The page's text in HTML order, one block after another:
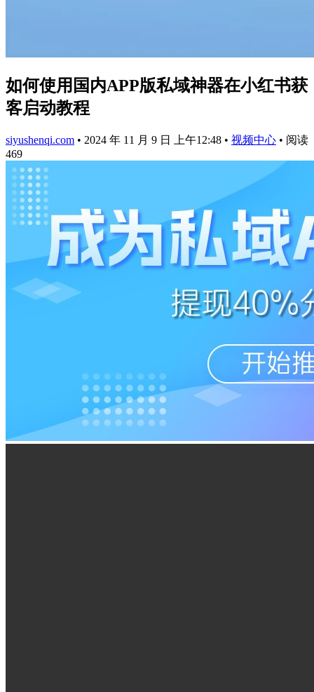
如何使用国内APP版私域神器在小红书获
客启动教程
siyushenqi.com • 2024 年 11 月 9 日 上午12:48 • 视频中心 • 阅读
469